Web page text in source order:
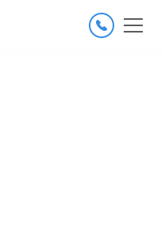
élèves satisfaits